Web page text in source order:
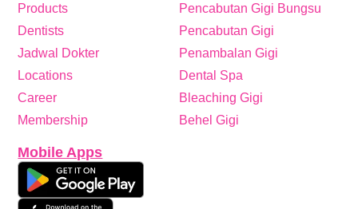
Pencabutan Gigi Bungsu
Pencabutan Gigi
Penambalan Gigi
Dental Spa
Bleaching Gigi
Behel Gigi
Products
Dentists
Jadwal Dokter
Locations
Career
Membership
Mobile Apps